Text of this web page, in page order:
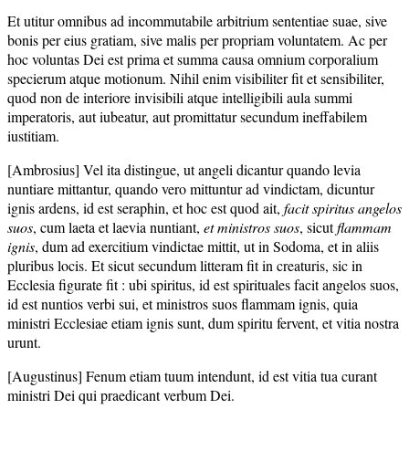
Et utitur omnibus ad incommutabile arbitrium sententiae suae, sive
bonis per eius gratiam, sive malis per propriam voluntatem. Ac per
hoc voluntas Dei est prima et summa causa omnium corporalium
specierum atque motionum. Nihil enim visibiliter fit et sensibiliter,
quod non de interiore invisibili atque intelligibili aula summi
imperatoris, aut iubeatur, aut promittatur secundum ineffabilem
iustitiam.
[Ambrosius] Vel ita distingue, ut angeli dicantur quando levia
nuntiare mittantur, quando vero mittuntur ad vindictam, dicuntur
ignis ardens, id est seraphin, et hoc est quod ait, facit spiritus angelos
suos, cum laeta et laevia nuntiant, et ministros suos, sicutflammam
ignis, dum ad exercitium vindictae mittit, ut in Sodoma, et in aliis
pluribus locis. Et sicut secundum litteram fit in creaturis, sic in
Ecclesia figurate fit : ubi spiritus, id est spirituales facit angelos suos,
id est nuntios verbi sui, et ministros suos flammam ignis, quia
ministri Ecclesiae etiam ignis sunt, dum spiritu fervent, et vitia nostra
urunt.
[Augustinus] Fenum etiam tuum intendunt, id est vitia tua curant
ministri Dei qui praedicant verbum Dei.